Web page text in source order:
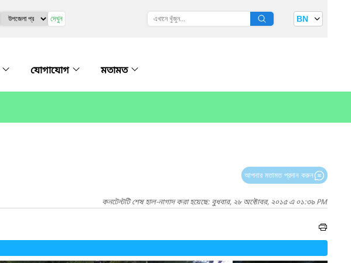
দেখুন BN
যোগাযোগ মতামত
আপনার মতামত প্রদান করুন
কনটেন্টটি শেষ হাল-নাগাদ করা হয়েছে: বুধবার, ২৮ অক্টোবর, ২০১৫ এ ০১:৩৯ PM